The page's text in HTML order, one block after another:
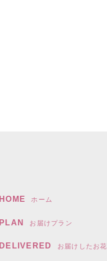
HOME ホーム
PLAN お届けプラン
DELIVERED お届けしたお花